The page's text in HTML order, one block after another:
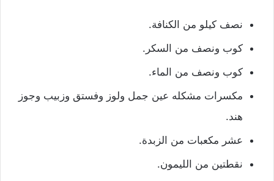
نصف كيلو من الكنافة.
كوب ونصف من السكر.
كوب ونصف من الماء.
مكسرات مشكله عين جمل ولوز وفستق وزبيب وجوز
هند.
عشر مكعبات من الزبدة.
نقطتين من الليمون.